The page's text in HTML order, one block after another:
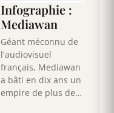
Infographie :
Mediawan
Géant méconnu de
l'audiovisuel
français, Mediawan
a bâti en dix ans un
empire de plus de